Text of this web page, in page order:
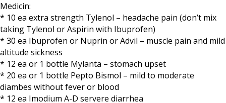
Medicin:
* 10 ea extra strength Tylenol – headache pain (don’t mix
taking Tylenol or Aspirin with Ibuprofen)
* 30 ea Ibuprofen or Nuprin or Advil – muscle pain and mild
altitude sickness
* 12 ea or 1 bottle Mylanta – stomach upset
* 20 ea or 1 bottle Pepto Bismol – mild to moderate
diambes without fever or blood
* 12 ea Imodium A-D servere diarrhea